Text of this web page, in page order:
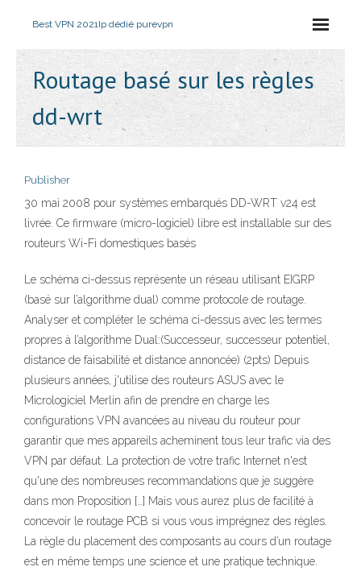
Best VPN 2021Ip dédié purevpn
Routage basé sur les règles
dd-wrt
Publisher
30 mai 2008 pour systèmes embarqués DD-WRT v24 est
livrée. Ce firmware (micro-logiciel) libre est installable sur des
routeurs Wi-Fi domestiques basés
Le schéma ci-dessus représente un réseau utilisant EIGRP
(basé sur l’algorithme dual) comme protocole de routage.
Analyser et compléter le schéma ci-dessus avec les termes
propres à l’algorithme Dual:(Successeur, successeur potentiel,
distance de faisabilité et distance annoncée) (2pts) Depuis
plusieurs années, j'utilise des routeurs ASUS avec le
Micrologiciel Merlin afin de prendre en charge les
configurations VPN avancées au niveau du routeur pour
garantir que mes appareils acheminent tous leur trafic via des
VPN par défaut. La protection de votre trafic Internet n'est
qu'une des nombreuses recommandations que je suggère
dans mon Proposition […] Mais vous aurez plus de facilité à
concevoir le routage PCB si vous vous imprégnez des règles.
La règle du placement des composants au cours d’un routage
est en même temps une science et une pratique technique.